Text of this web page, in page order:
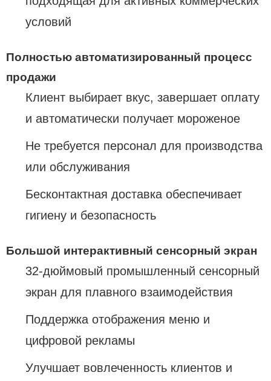
условий
Полностью автоматизированный процесс
продажи
Клиент выбирает вкус, завершает оплату
и автоматически получает мороженое
Не требуется персонал для производства
или обслуживания
Бесконтактная доставка обеспечивает
гигиену и безопасность
Большой интерактивный сенсорный экран
32-дюймовый промышленный сенсорный
экран для плавного взаимодействия
Поддержка отображения меню и
цифровой рекламы
Улучшает вовлеченность клиентов и